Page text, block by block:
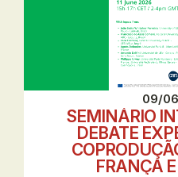
09/
SEMINÁRIO
DEBATE
FRANÇA